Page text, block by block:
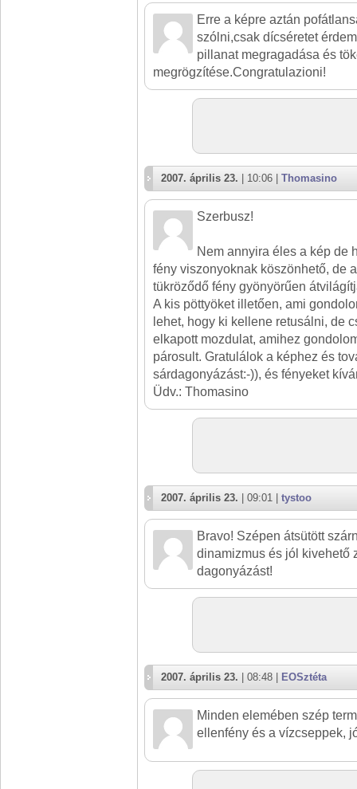
Erre a képre aztán
szólni,csak dícséretet
pillanat megragadása és
megrögzítése.Congratulazioni!
2007. április 23. | 10:06 | Thomasino
Szerbusz!
Nem annyira éles a kép de
fény viszonyoknak köszönhető, de
tükröződő fény gyönyörűen
A kis pöttyöket illetően, ami
lehet, hogy ki kellene retusálni, de
elkapott mozdulat, amihez
párosult. Gratulálok a képhez és
sárdagonyázást:-)), és fényeket
Üdv.: Thomasino
2007. április 23. | 09:01 | tystoo
Bravo! Szépen átsütött
dinamizmus és jól kivehető
dagonyázást!
2007. április 23. | 08:48 | EOSztéta
Minden elemében szép
ellenfény és a vízcseppek,